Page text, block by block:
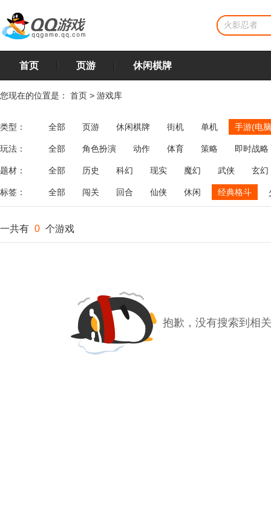
首页 页游 休闲棋牌
您现在的位置是： 首页 > 游戏库
类型： 全部 页游 休闲棋牌 街机 单机 手游(电
玩法： 全部 角色扮演 动作 体育 策略
即时战略
飞行
恋爱 第三人称射击 棋类 牌类 麻将
题材： 全部 历史 科幻 现实 魔幻 武侠 玄幻
标签： 全部 闯关 回合 仙侠 休闲 经典格斗
一共有 0 个游戏
抱歉，没有搜索到相